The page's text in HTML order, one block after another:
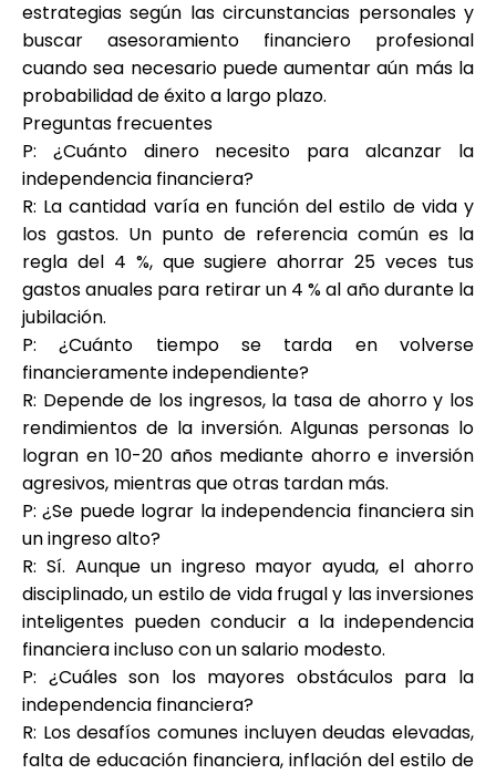
estrategias según las circunstancias personales y
buscar asesoramiento financiero profesional
cuando sea necesario puede aumentar aún más la
probabilidad de éxito a largo plazo.
Preguntas frecuentes
P: ¿Cuánto dinero necesito para alcanzar la
independencia financiera?
R: La cantidad varía en función del estilo de vida y
los gastos. Un punto de referencia común es la
regla del 4 %, que sugiere ahorrar 25 veces tus
gastos anuales para retirar un 4 % al año durante la
jubilación.
P: ¿Cuánto tiempo se tarda en volverse
financieramente independiente?
R: Depende de los ingresos, la tasa de ahorro y los
rendimientos de la inversión. Algunas personas lo
logran en 10-20 años mediante ahorro e inversión
agresivos, mientras que otras tardan más.
P: ¿Se puede lograr la independencia financiera sin
un ingreso alto?
R: Sí. Aunque un ingreso mayor ayuda, el ahorro
disciplinado, un estilo de vida frugal y las inversiones
inteligentes pueden conducir a la independencia
financiera incluso con un salario modesto.
P: ¿Cuáles son los mayores obstáculos para la
independencia financiera?
R: Los desafíos comunes incluyen deudas elevadas,
falta de educación financiera, inflación del estilo de